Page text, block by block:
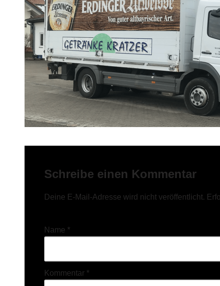
Schreibe einen Kommentar
Deine E-Mail-Adresse wird nicht veröffentlicht.
Name *
Kommentar *